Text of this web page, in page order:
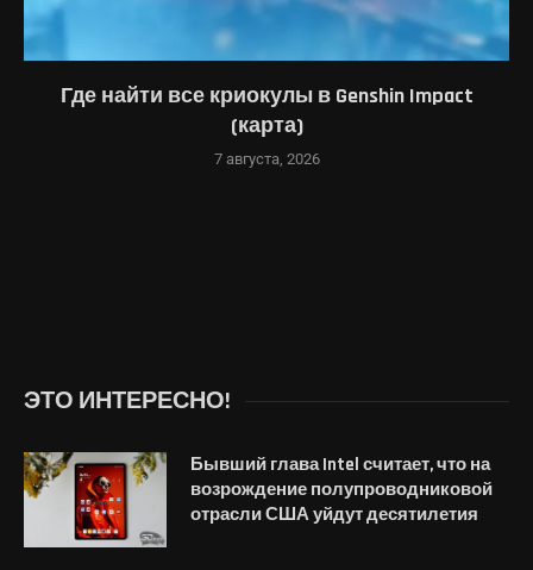
Где найти все криокулы в Genshin Impact
(карта)
7 августа, 2026
ЭТО ИНТЕРЕСНО!
Бывший глава Intel считает, что на
возрождение полупроводниковой
отрасли США уйдут десятилетия